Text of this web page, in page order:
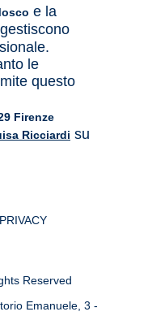
e la
gestiscono
le
questo
Firenze
Ricciardi su
PRIVACY
Reserved
Emanuele, 3 -